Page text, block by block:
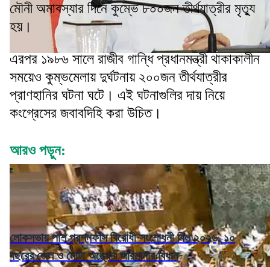
মৌনী অমাবস্যার দিনে কুম্ভে ৮০০জন তীর্থযাত্রীর মৃত্যু
হয়।
এরপর ১৯৮৬ সালে রাজীব গান্ধি প্রধানমন্ত্রী থাকাকালীন
সময়েও কুম্ভমেলায় দুর্ঘটনায় ২০০জন তীর্থযাত্রীর
প্রাণহানির ঘটনা ঘটে। এই ঘটনাগুলির দায় নিয়ে
কংগ্রেসের জবাবদিহি করা উচিত।
আরও পড়ুন:
লোকসভায় পাশ প্রশ্নফাঁস বিরোধী সংশোধনী বিল ২০২৬, ১০
বছরের জেল ও মোটা অঙ্কের জরিমানার বিধান